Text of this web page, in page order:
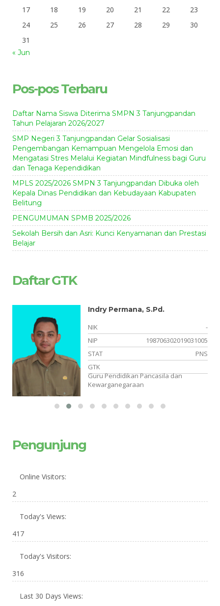
17
18 19 20 21 22
23
24
25 26 27 28 29
30
31
« Jun
Pos-pos Terbaru
Daftar Nama Siswa Diterima SMPN 3 Tanjungpandan
Tahun Pelajaran 2026/2027
SMP Negeri 3 Tanjungpandan Gelar Sosialisasi
Pengembangan Kemampuan Mengelola Emosi dan
Mengatasi Stres Melalui Kegiatan Mindfulness bagi Guru
dan Tenaga Kependidikan
MPLS 2025/2026 SMPN 3 Tanjungpandan Dibuka oleh
Kepala Dinas Pendidikan dan Kebudayaan Kabupaten
Belitung
PENGUMUMAN SPMB 2025/2026
Sekolah Bersih dan Asri: Kunci Kenyamanan dan Prestasi
Belajar
Daftar GTK
Indry Permana, S.Pd.
NIK
-
NIP
198706302019031005
STAT
PNS
GTK
Guru Pendidikan Pancasila dan
Kewarganegaraan
Pengunjung
Online Visitors:
2
Today's Views:
417
Today's Visitors:
316
Last 30 Days Views: